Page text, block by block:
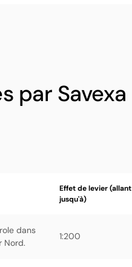
par Savexa
Effet de levier (allant
jusqu'à)
dans
Nord.
1:200